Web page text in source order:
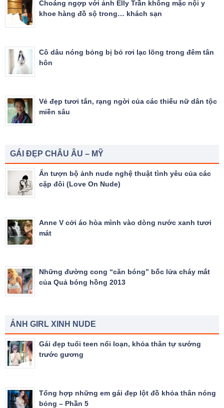
Choáng ngợp với ảnh Elly Trần không mặc nội y
khoe hàng đồ sộ trong… khách sạn
Cô dâu nóng bỏng bị bỏ rơi lạc lõng trong đêm tân
hôn
Vẻ đẹp tươi tắn, rạng ngời của các thiếu nữ dân tộc
miền sâu
GÁI ĐẸP CHÂU ÂU – MỸ
Ấn tượn bộ ảnh nude nghệ thuật tình yêu của các
cặp đôi (Love On Nude)
Anne V cởi áo hòa mình vào dòng nước xanh tươi
mát
Những đường cong “căn bóng” bốc lửa cháy mắt
của Quả bóng hồng 2013
ẢNH GIRL XINH NUDE
Gái đẹp tuổi teen nổi loạn, khỏa thân tự sướng
trước gương
Tổng hợp những em gái đẹp lột đồ khỏa thân nóng
bỏng – Phần 5